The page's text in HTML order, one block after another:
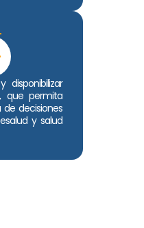
disponibilizar
que permita
decisiones
y salud